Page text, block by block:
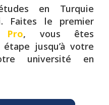
en Turquie
Faites le premier
Pro, vous êtes
jusqu’à votre
université en